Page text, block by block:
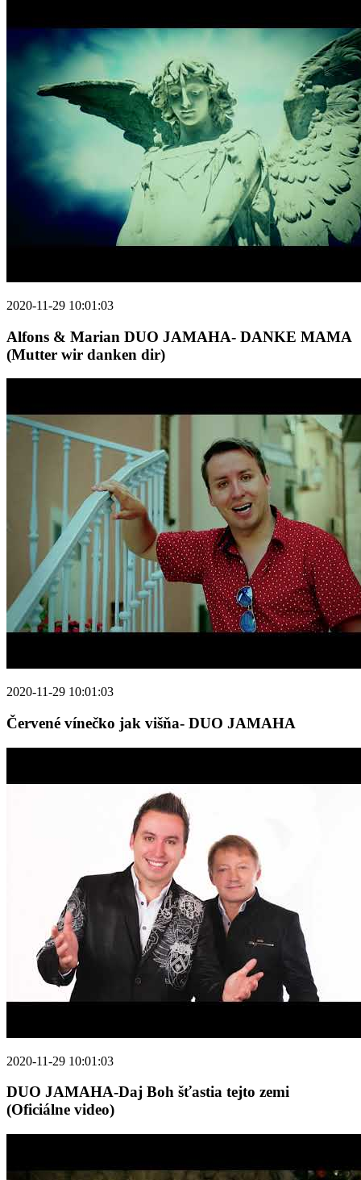
2020-11-29 10:01:03
Alfons & Marian DUO JAMAHA- DANKE MAMA
(Mutter wir danken dir)
2020-11-29 10:01:03
Červené vínečko jak višňa- DUO JAMAHA
2020-11-29 10:01:03
DUO JAMAHA-Daj Boh šťastia tejto zemi
(Oficiálne video)